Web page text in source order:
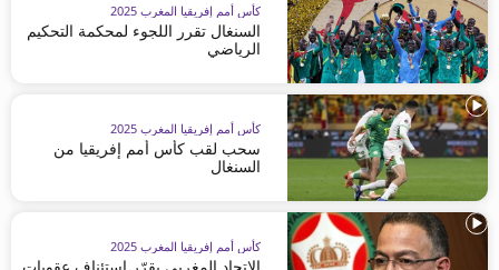
كأس أمم إفريقيا المغرب 2025
السنغال تقرر اللجوء لمحكمة التحكيم
الرياضي
كأس أمم إفريقيا المغرب 2025
سحب لقب كأس أمم إفريقيا من
السنغال
كأس أمم إفريقيا المغرب 2025
الاتحاد المغربي يقرّر استئناف عقوبات